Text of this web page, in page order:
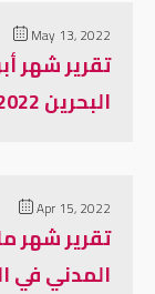
May 13, 2022
تقرير شهر
البحرين 2022م
Apr 15, 2022
المدني في